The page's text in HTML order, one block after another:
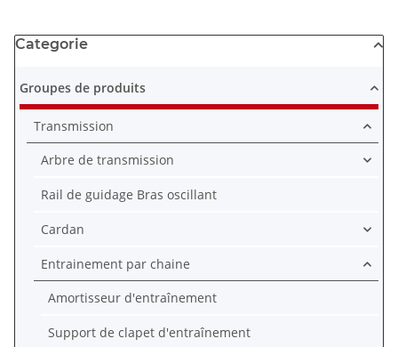
Categorie
Groupes de produits
Transmission
Arbre de transmission
Rail de guidage Bras oscillant
Cardan
Entrainement par chaine
Amortisseur d'entraînement
Support de clapet d'entraînement